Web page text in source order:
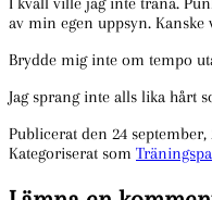
av min egen uppsyn. Kanske
Brydde mig inte om tempo
Jag sprang inte alls lika hårt
Publicerat den 24 september,
Kategoriserat som